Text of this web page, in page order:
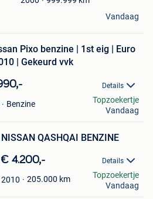
Vandaag
Pixo benzine | 1st eig | Euro
| Gekeurd vvk
Details
Benzine
Topzoekertje
Vandaag
NISSAN QASHQAI BENZINE
€ 4.200,- Details
2010 205.000 km
Topzoekertje
Vandaag